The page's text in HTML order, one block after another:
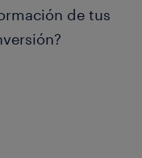
de tus